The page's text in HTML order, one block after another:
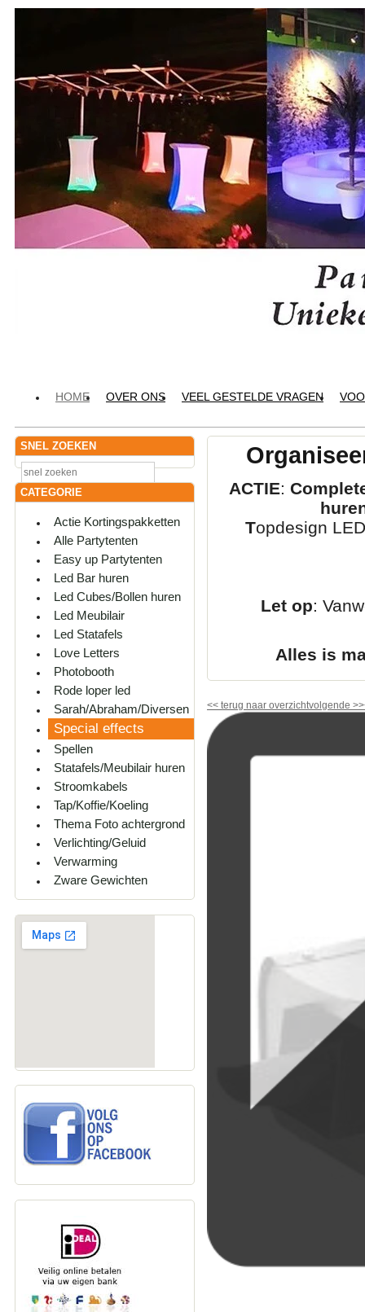
HOME OVER ONS VEEL GESTELDE VRAGEN
SNEL ZOEKEN
CATEGORIE
Actie Kortingspakketten
Alle Partytenten
Easy up Partytenten
Led Bar huren
Led Cubes/Bollen huren
Led Meubilair
Led Statafels
Love Letters
Photobooth
Rode loper led
Sarah/Abraham/Diversen
Special effects
Spellen
Statafels/Meubilair huren
Stroomkabels
Tap/Koffie/Koeling
Thema Foto achtergrond
Verlichting/Geluid
Verwarming
Zware Gewichten
ACTIE:
Topdesign
Let op:
Alles is
<< terug naar overzichtvolgende >>